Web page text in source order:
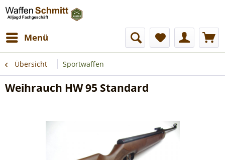
Menü
Übersicht Sportwaffen
Weihrauch HW 95 Standard